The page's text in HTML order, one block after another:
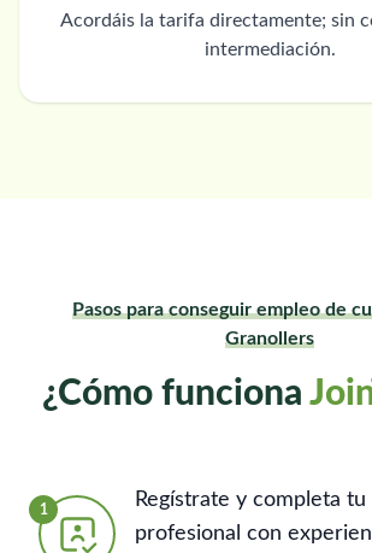
Acordáis la tarifa directamente; sin
intermediación.
Pasos para conseguir empleo de
Granollers
¿Cómo funciona
1
Regístrate y completa tu
profesional con